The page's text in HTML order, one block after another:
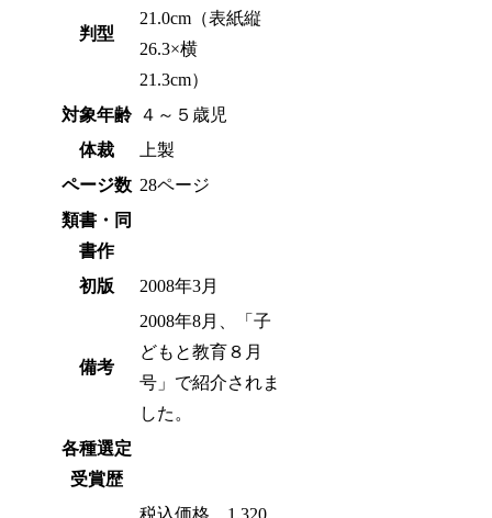
判型
21.0cm（表紙縦
26.3×横
21.3cm）
対象年齢 ４～５歳児
体裁
上製
ページ数 28ページ
類書・同
書作
初版
2008年3月
備考
2008年8月、「子
どもと教育８月
号」で紹介されま
した。
各種選定
受賞歴